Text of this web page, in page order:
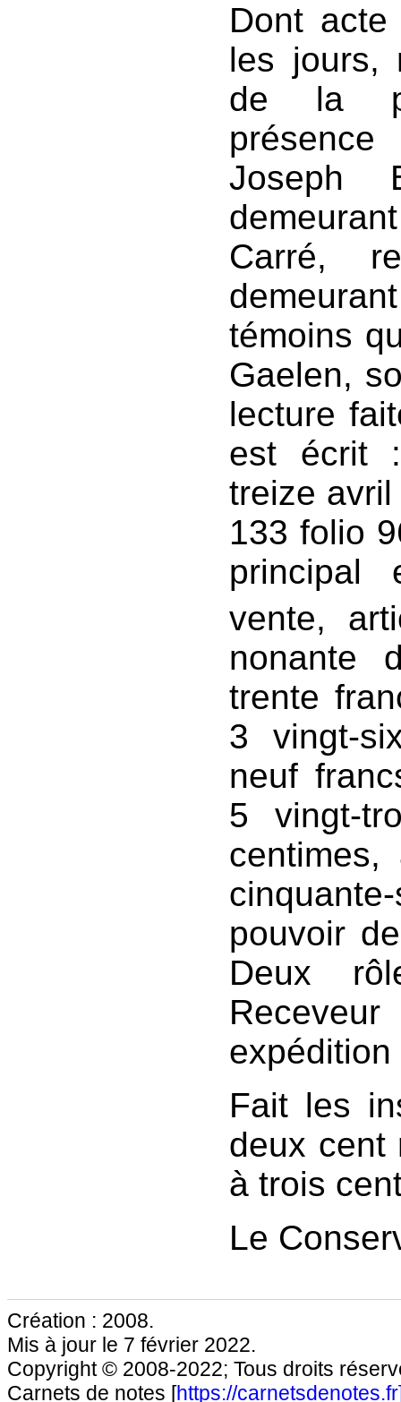
Dont
les jours,
de la
Joseph
Carré,
témoins
Gaelen,
lecture
est écrit
treize
133 folio
principal
vente,
nonante
trente
3 vingt-
neuf
5 vingt-
pouvoir
Deux
Fait les
deux cent
à trois
Le
Création : 2008.
Mis à jour le 7 février 2022.
Copyright © 2008-2022; Tous droits
Carnets de notes [https://